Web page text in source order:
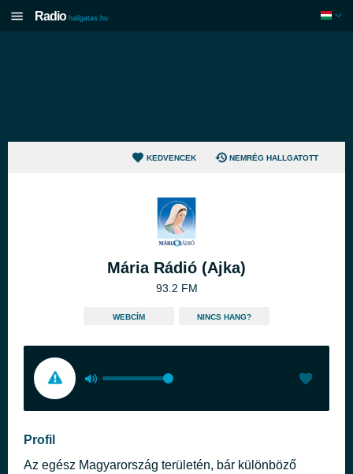
Radio hallgatas.hu
KEDVENCEK NEMRÉG HALLGATOTT
Mária Rádió (Ajka)
93.2 FM
WEBCÍM NINCS HANG?
Profil
Az egész Magyarország területén, bár különböző